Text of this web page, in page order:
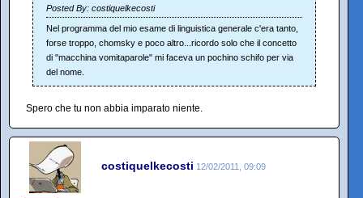
Posted By: costiquelkecosti
Nel programma del mio esame di linguistica generale c'era tanto,
forse troppo, chomsky e poco altro...ricordo solo che il concetto
di "macchina vomitaparole" mi faceva un pochino schifo per via
del nome.
Spero che tu non abbia imparato niente.
costiquelkecosti 12/02/2011, 09:09